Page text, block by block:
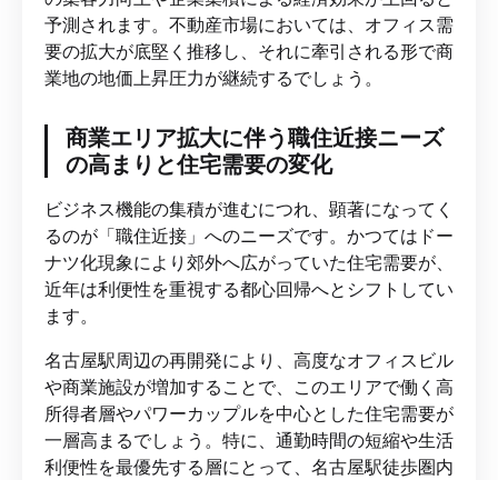
予測されます。不動産市場においては、オフィス需
要の拡大が底堅く推移し、それに牽引される形で商
業地の地価上昇圧力が継続するでしょう。
商業エリア拡大に伴う職住近接ニーズ
の高まりと住宅需要の変化
ビジネス機能の集積が進むにつれ、顕著になってく
るのが「職住近接」へのニーズです。かつてはドー
ナツ化現象により郊外へ広がっていた住宅需要が、
近年は利便性を重視する都心回帰へとシフトしてい
ます。
名古屋駅周辺の再開発により、高度なオフィスビル
や商業施設が増加することで、このエリアで働く高
所得者層やパワーカップルを中心とした住宅需要が
一層高まるでしょう。特に、通勤時間の短縮や生活
利便性を最優先する層にとって、名古屋駅徒歩圏内